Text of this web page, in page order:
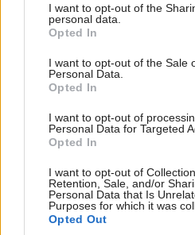
not limited to your visit or usage
grant or deny consent to Google
use your data for below specified
consent section.
I want to opt-out of the
personal data.
Opted In
I want to opt-out of the Sale
Personal Data.
Opted In
I want to opt-out of
Personal Data for Targeted
Opted In
I want to opt-out of
Retention, Sale, and/or
Personal Data that Is
Purposes for which it was
Opted Out
nikto nechce. Na tesnosť si
s digestorom – ak nie je
krbovej vložke spôsobiť
upozorňuje Plško.
Externý prívod spaľovacieho
potrubie, ktoré do kachlí alebo
vonkajší vzduch.
„Vzduch z vonkajšieho
predhreje, aby nedochádzalo k